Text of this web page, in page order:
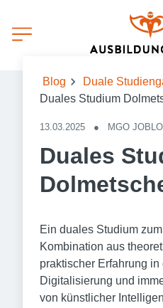
Blog
Duale
Duales Studium
13.03.2025 ● MGO
Duales
Ein duales Studium
Kombination aus
praktischer Erfahrung in
Digitalisierung und
von künstlicher